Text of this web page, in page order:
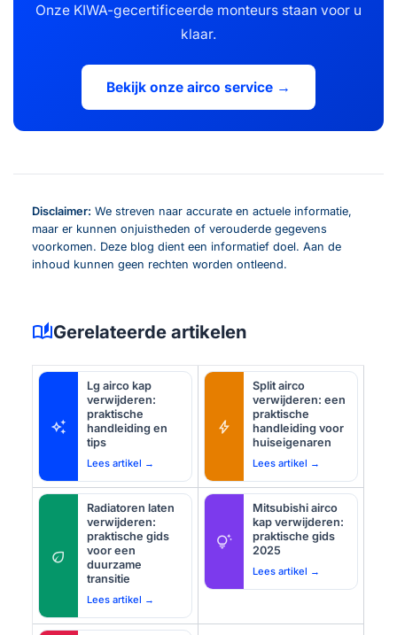
Onze KIWA-gecertificeerde monteurs staan voor u
klaar.
Bekijk onze airco service →
Disclaimer: We streven naar accurate en actuele informatie,
maar er kunnen onjuistheden of verouderde gegevens
voorkomen. Deze blog dient een informatief doel. Aan de
inhoud kunnen geen rechten worden ontleend.
auto_storiesGerelateerde artikelen
auto_awesome
Lg airco kap
verwijderen:
praktische
handleiding en
tips
Lees artikel →
bolt
Split airco
verwijderen: een
praktische
handleiding voor
huiseigenaren
Lees artikel →
eco
Radiatoren laten
verwijderen:
praktische gids
voor een
duurzame
transitie
Lees artikel →
tips_and_updates
Mitsubishi airco
kap verwijderen:
praktische gids
2025
Lees artikel →